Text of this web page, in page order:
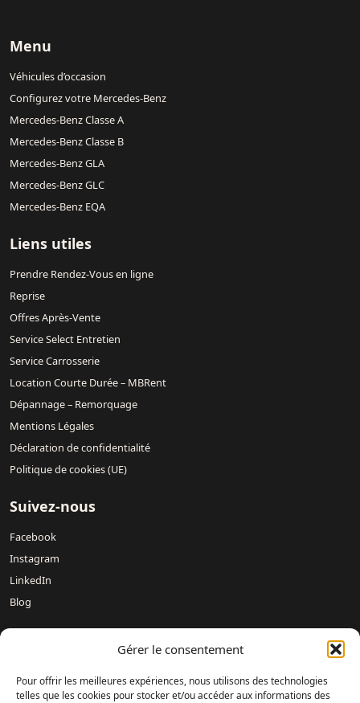
Gérer le consentement
Pour offrir les meilleures expériences, nous utilisons des technologies
telles que les cookies pour stocker et/ou accéder aux informations des
Menu
Véhicules d’occasion
Configurez votre Mercedes-Benz
Mercedes-Benz Classe A
Mercedes-Benz Classe B
Mercedes-Benz GLA
Mercedes-Benz GLC
Mercedes-Benz EQA
Liens utiles
Prendre Rendez-Vous en ligne
Reprise
Offres Après-Vente
Service Select Entretien
Service Carrosserie
Location Courte Durée – MBRent
Dépannage – Remorquage
Mentions Légales
Déclaration de confidentialité
Politique de cookies (UE)
Suivez-nous
Facebook
Instagram
LinkedIn
Blog
Mercedes-Benz DREUX / Mercedes-Benz
Évreux – DAVIS 27 /
Mercedes-Benz Rouen DAVIS 76 /
Mercedes-Benz Mondeville Caen – AUBIN NORMANDIE /